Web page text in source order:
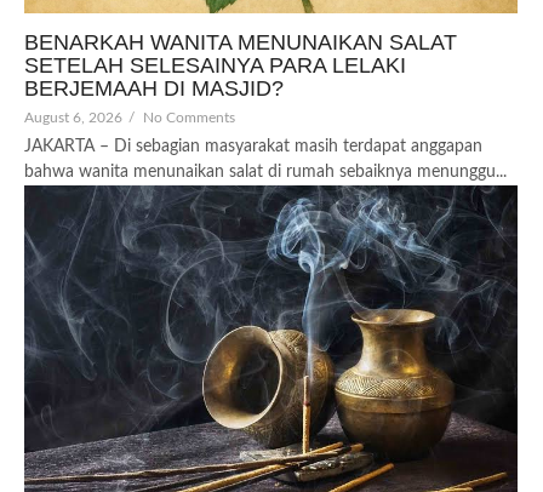
BENARKAH WANITA MENUNAIKAN SALAT
SETELAH SELESAINYA PARA LELAKI
BERJEMAAH DI MASJID?
August 6, 2026 / No Comments
JAKARTA – Di sebagian masyarakat masih terdapat anggapan
bahwa wanita menunaikan salat di rumah sebaiknya menunggu...